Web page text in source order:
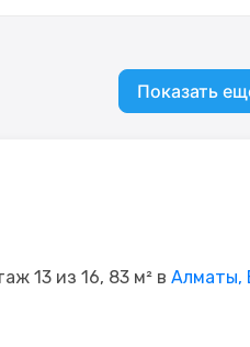
Показать
13 из 16, 83 м² в Алматы,